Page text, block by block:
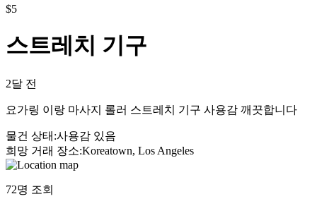
$5
스트레치 기구
2달 전
요가링 이랑 마사지 롤러 스트레치 기구 사용감 깨끗합니다
물건 상태 :사용감 있음
희망 거래 장소:Koreatown, Los Angeles
72명 조회